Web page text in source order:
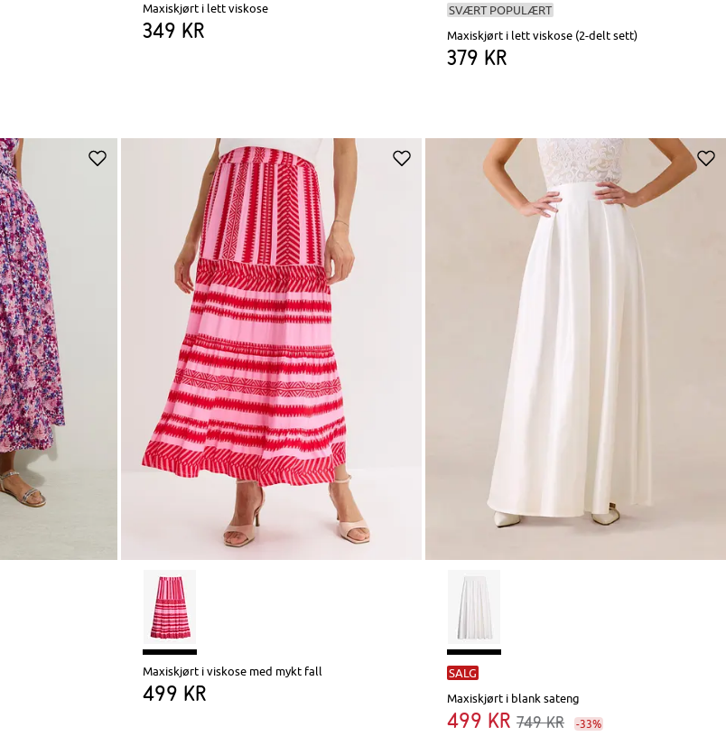
Maxiskjørt i lett viskose
349 kr
SVÆRT POPULÆRT
Maxiskjørt i lett viskose (2-delt sett)
379 kr
Maxiskjørt i viskose med mykt fall
499 kr
SALG
Maxiskjørt i blank sateng
499 kr 749 kr -33%